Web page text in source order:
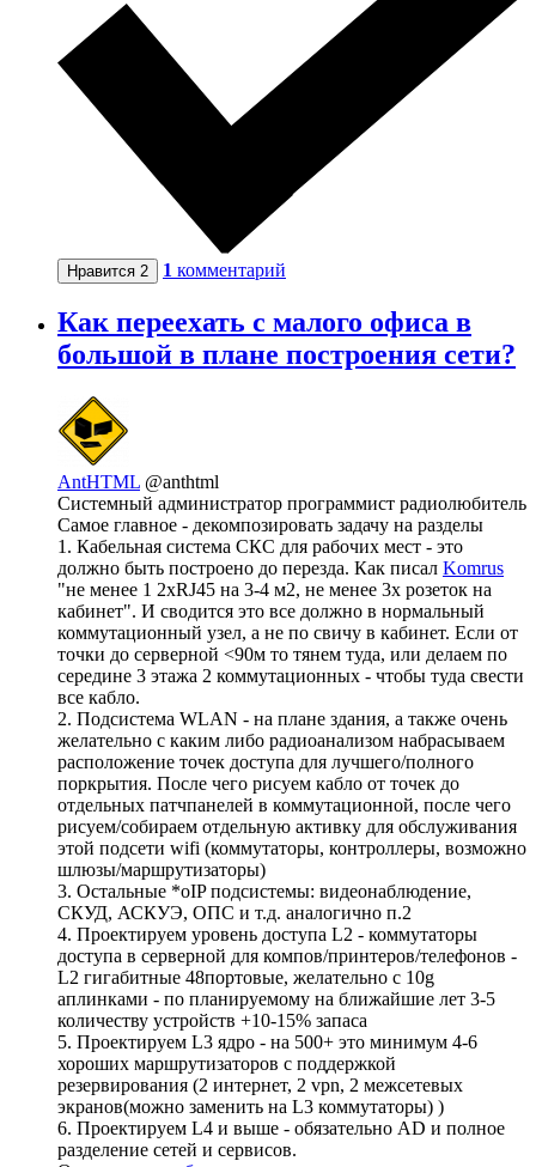
Нравится 2 1 комментарий
Как переехать с малого офиса в
большой в плане построения сети?
AntHTML @anthtml
Системный администратор программист радиолюбитель
Самое главное - декомпозировать задачу на разделы
1. Кабельная система СКС для рабочих мест - это
должно быть построено до перезда. Как писал Komrus
"не менее 1 2хRJ45 на 3-4 м2, не менее 3х розеток на
кабинет". И сводится это все должно в нормальный
коммутационный узел, а не по свичу в кабинет. Если от
точки до серверной <90м то тянем туда, или делаем по
середине 3 этажа 2 коммутационных - чтобы туда свести
все кабло.
2. Подсистема WLAN - на плане здания, а также очень
желательно с каким либо радиоанализом набрасываем
расположение точек доступа для лучшего/полного
поркрытия. После чего рисуем кабло от точек до
отдельных патчпанелей в коммутационной, после чего
рисуем/собираем отдельную активку для обслуживания
этой подсети wifi (коммутаторы, контроллеры, возможно
шлюзы/маршрутизаторы)
3. Остальные *oIP подсистемы: видеонаблюдение,
СКУД, АСКУЭ, ОПС и т.д. аналогично п.2
4. Проектируем уровень доступа L2 - коммутаторы
доступа в серверной для компов/принтеров/телефонов -
L2 гигабитные 48портовые, желательно с 10g
аплинками - по планируемому на ближайшие лет 3-5
количеству устройств +10-15% запаса
5. Проектируем L3 ядро - на 500+ это минимум 4-6
хороших маршрутизаторов с поддержкой
резервирования (2 интернет, 2 vpn, 2 межсетевых
экранов(можно заменить на L3 коммутаторы) )
6. Проектируем L4 и выше - обязательно AD и полное
разделение сетей и сервисов.